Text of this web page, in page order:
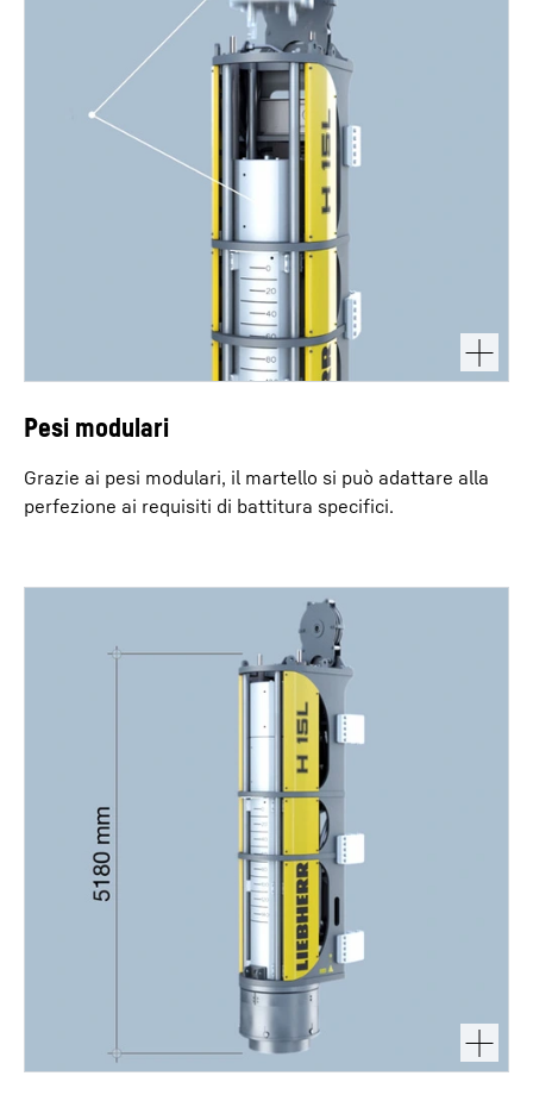
Pesi modulari
Grazie ai pesi modulari, il martello si può adattare alla
perfezione ai requisiti di battitura specifici.